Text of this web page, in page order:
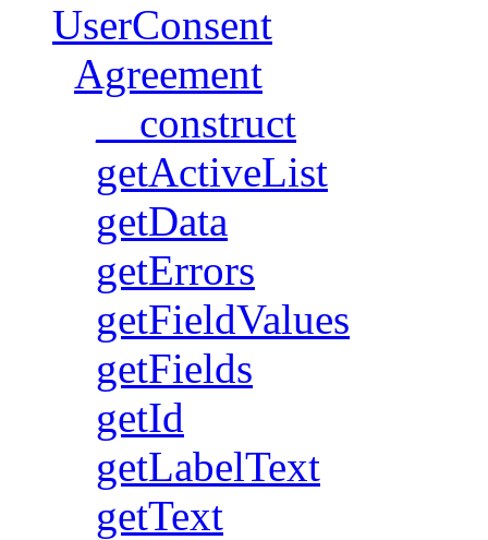
UserConsent
Agreement
__construct
getActiveList
getData
getErrors
getFieldValues
getFields
getId
getLabelText
getText